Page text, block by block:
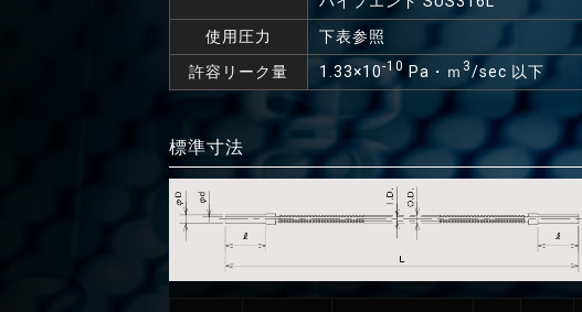
使用圧力
下表参照
許容リーク量
1.33×10-10 Pa・ｍ 3/sec 以下
標準寸法